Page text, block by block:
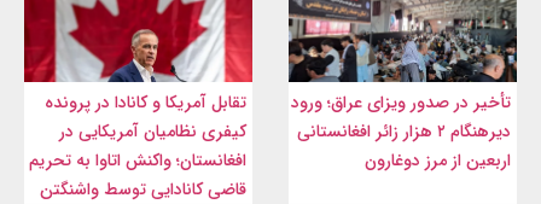
تأخیر در صدور ویزای عراق؛ ورود
دیرهنگام ۲ هزار زائر افغانستانی
اربعین از مرز دوغارون
تقابل آمریکا و کانادا در پرونده
کیفری نظامیان آمریکایی در
افغانستان؛ واکنش اتاوا به تحریم
قاضی کانادایی توسط واشنگتن